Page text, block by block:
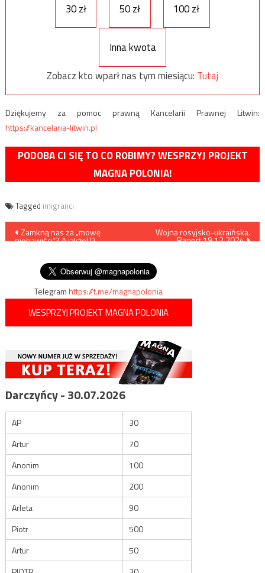
30 zł
50 zł 100 zł
Inna kwota
Zobacz kto wparł nas tym miesiącu: Tutaj
Dziękujemy za pomoc prawną Kancelarii Prawnej Litwin:
https://kancelaria-litwin.pl
PODOBA CI SIĘ TO CO ROBIMY? WESPRZYJ PROJEKT
MAGNA POLONIA!
Tagged imigranci
Nawigacja
Zamkną nas za „mowę
nienawiści”? A jakże! P.
Wojna rosyjsko-ukraińska.
Raport 19.12.2024
Telegramhttps://t.me/magnapolonia
WESPRZYJ PROJEKT MAGNA POLONIA
Darczyńcy - 30.07.2026
AP
30
Artur
70
Anonim
100
Anonim
200
Arleta
90
Piotr
500
Artur
50